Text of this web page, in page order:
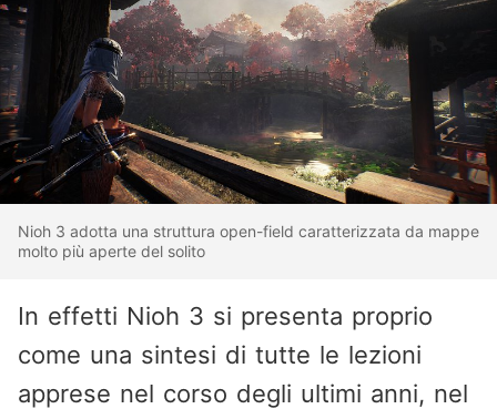
Nioh 3 adotta una struttura open-field caratterizzata da mappe
molto più aperte del solito
In effetti Nioh 3 si presenta proprio
come una sintesi di tutte le lezioni
apprese nel corso degli ultimi anni, nel